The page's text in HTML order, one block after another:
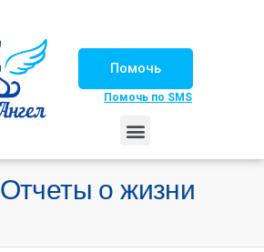
Помочь
Помочь по SMS
Отчеты о жизни